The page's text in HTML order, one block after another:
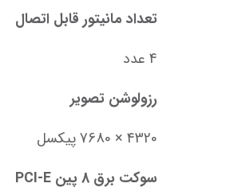
تعداد مانیتور قابل اتصال
4 عدد
رزولوشن تصویر
4320 × 7680 پیکسل
سوکت برق 8 پین PCI-E